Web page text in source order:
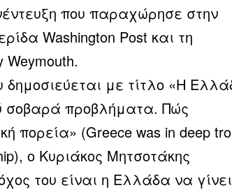
που παραχώρησε στην
Washington Post και τη
δημοσιεύεται με τίτλο «Η
σοβαρά προβλήματα. Πώς
πορεία» (Greece was in deep
ο Κυριάκος Μητσοτάκης
του είναι η Ελλάδα να